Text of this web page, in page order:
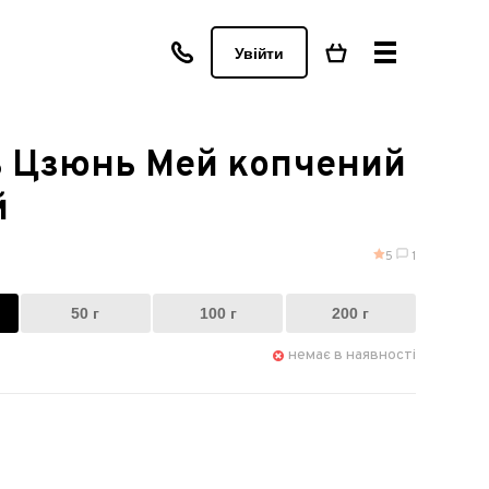
Увійти
Цзюнь Мей копчений
5 1
50 г 100 г 200 г
немає в наявності